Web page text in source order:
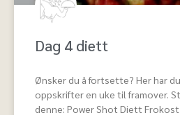
Dag 4 diett
Ønsker du å fortsette? Her har
oppskrifter en uke til framover.
denne: Power Shot Diett